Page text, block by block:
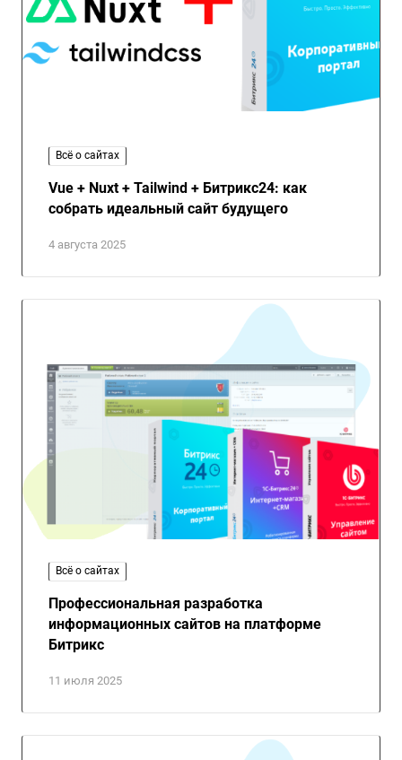
Всё о сайтах
4 августа 2025
Vue + Nuxt + Tailwind + Битрикс24: как
собрать идеальный сайт будущего
Всё о сайтах
11 июля 2025
Профессиональная разработка
информационных сайтов на платформе
Битрикс